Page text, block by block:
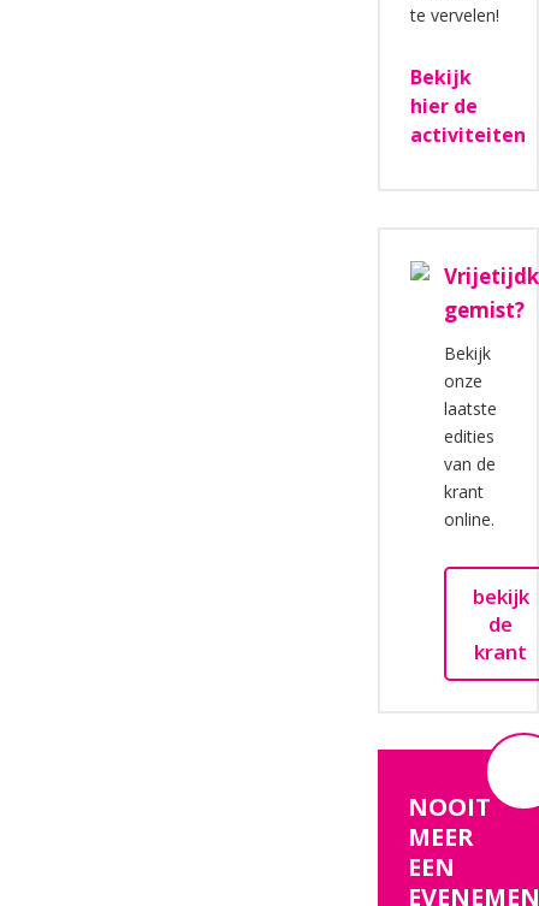
te vervelen!
Bekijk
hier de
activiteiten
gemist?
Bekijk
onze
laatste
edities
van de
krant
online.
bekijk
de
krant
NOOIT
MEER
EEN